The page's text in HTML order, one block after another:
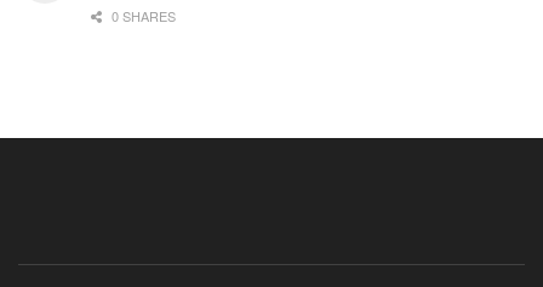
0 SHARES